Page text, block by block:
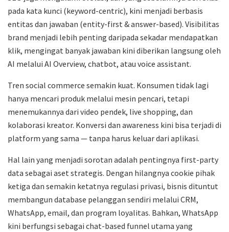
pada kata kunci (keyword-centric), kini menjadi berbasis
entitas dan jawaban (entity-first & answer-based). Visibilitas
brand menjadi lebih penting daripada sekadar mendapatkan
klik, mengingat banyak jawaban kini diberikan langsung oleh
AI melalui AI Overview, chatbot, atau voice assistant.
Tren social commerce semakin kuat. Konsumen tidak lagi
hanya mencari produk melalui mesin pencari, tetapi
menemukannya dari video pendek, live shopping, dan
kolaborasi kreator. Konversi dan awareness kini bisa terjadi di
platform yang sama — tanpa harus keluar dari aplikasi.
Hal lain yang menjadi sorotan adalah pentingnya first-party
data sebagai aset strategis. Dengan hilangnya cookie pihak
ketiga dan semakin ketatnya regulasi privasi, bisnis dituntut
membangun database pelanggan sendiri melalui CRM,
WhatsApp, email, dan program loyalitas. Bahkan, WhatsApp
kini berfungsi sebagai chat-based funnel utama yang